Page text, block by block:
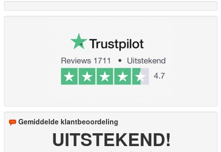
Gemiddelde klantbeoordeling
UITSTEKEND!